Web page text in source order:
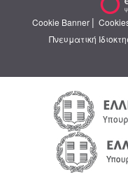
Cookie Banner |
Πνευματική